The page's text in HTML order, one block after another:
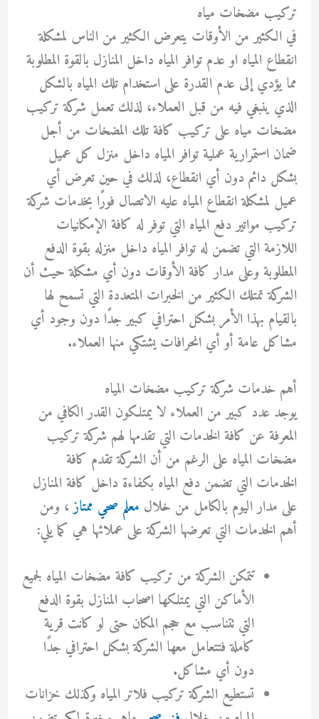
تركيب مضخات مياه
في الكثير من الأوقات يتعرض الكثير من الناس لمشكلة
انقطاع المياه او عدم توافر المياه داخل المنازل بالقوة المطلوبة
مما يؤدي إلى عدم القدرة على استخدام تلك المياه بالشكل
الذي ينبغي فيه من قبل العملاء، لذلك تعمل شركة تركيب
مضخات مياه على تركيب كافة تلك المضخات من أجل
ضمان استمرارية عملية توافر المياه داخل منزل كل عميل
بشكل دائم دون أي انقطاع، لذلك في حين تعرض أي
عميل لمشكلة انقطاع المياه عليه الاتصال فورًا بخدمات شركة
تركيب مواتير دفع المياه التي توفر له كافة الإمكانيات
اللازمة التي تضمن له توافر المياه داخل منزله بقوة الدفع
المطلوبة وعلى مدار كافة الأوقات دون أي مشكلة حيث أن
الشركة تمتلك الكثير من الخبرات المتعددة التي تسمح لها
بالقيام بهذا الأمر بشكل احترافي كبير جدًا دون وجود أي
مشاكل عامة أو أي انحرافات يشتكي منها العملاء.
أهم خدمات شركة تركيب مضخات المياه
يوجد عدد كبير من العملاء لا يمتلكون القدر الكافي من
المعرفة عن كافة الخدمات التي تقدمها لهم شركة تركيب
مضخات المياه على الرغم من أن الشركة تقدم كافة
الخدمات التي تضمن دفع المياه بكفاءة داخل كافة المنازل
على مدار اليوم بالكامل من خلال معلم صحي ممتاز، ومن
أهم الخدمات التي تعرضها الشركة على عملائها هي كما يلي:
تتمكن الشركة من تركيب كافة مضخات المياه لجميع
الأماكن التي يمتلكها اصحاب المنازل بقوة الدفع
التي تتناسب مع حجم المكان حتى لو كانت قرية
كاملة فتتعامل معها الشركة بشكل احترافي جدًا
دون أي مشاكل.
تستطيع الشركة تركيب فلاتر المياه وكذلك خزانات